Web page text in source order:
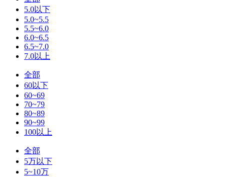
5.0以下
5.0~5.5
5.5~6.0
6.0~6.5
6.5~7.0
7.0以上
全部
60以下
60~69
70~79
80~89
90~99
100以上
全部
5万以下
5~10万